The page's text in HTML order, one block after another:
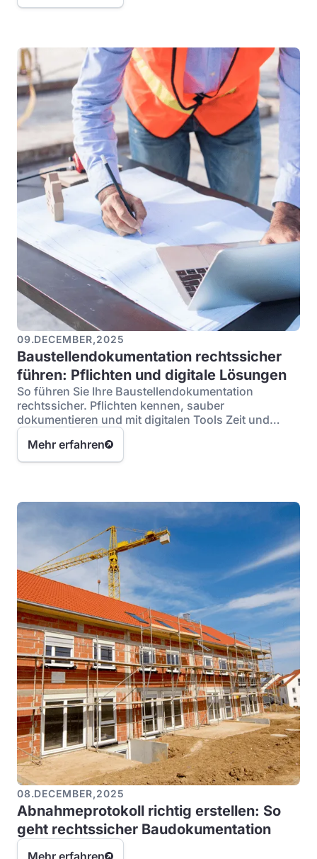
09.DECEMBER,2025
Baustellendokumentation rechtssicher
führen: Pflichten und digitale Lösungen
So führen Sie Ihre Baustellendokumentation
rechtssicher. Pflichten kennen, sauber
dokumentieren und mit digitalen Tools Zeit und
Risiko sparen.
Mehr erfahren
08.DECEMBER,2025
Abnahmeprotokoll richtig erstellen: So
geht rechtssicher Baudokumentation